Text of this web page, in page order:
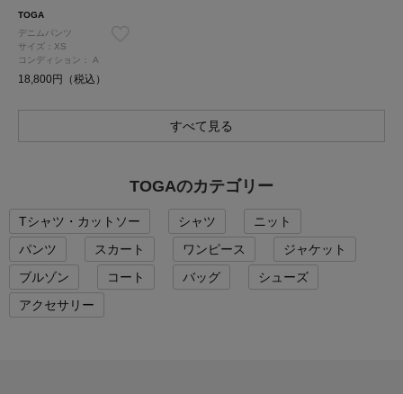
TOGA
デニムパンツ
サイズ：XS
コンディション： A
18,800円（税込）
すべて見る
TOGAのカテゴリー
Tシャツ・カットソー シャツ
ニット
パンツ
スカート ワンピース
ジャケット
ブルゾン
コート バッグ
シューズ
アクセサリー